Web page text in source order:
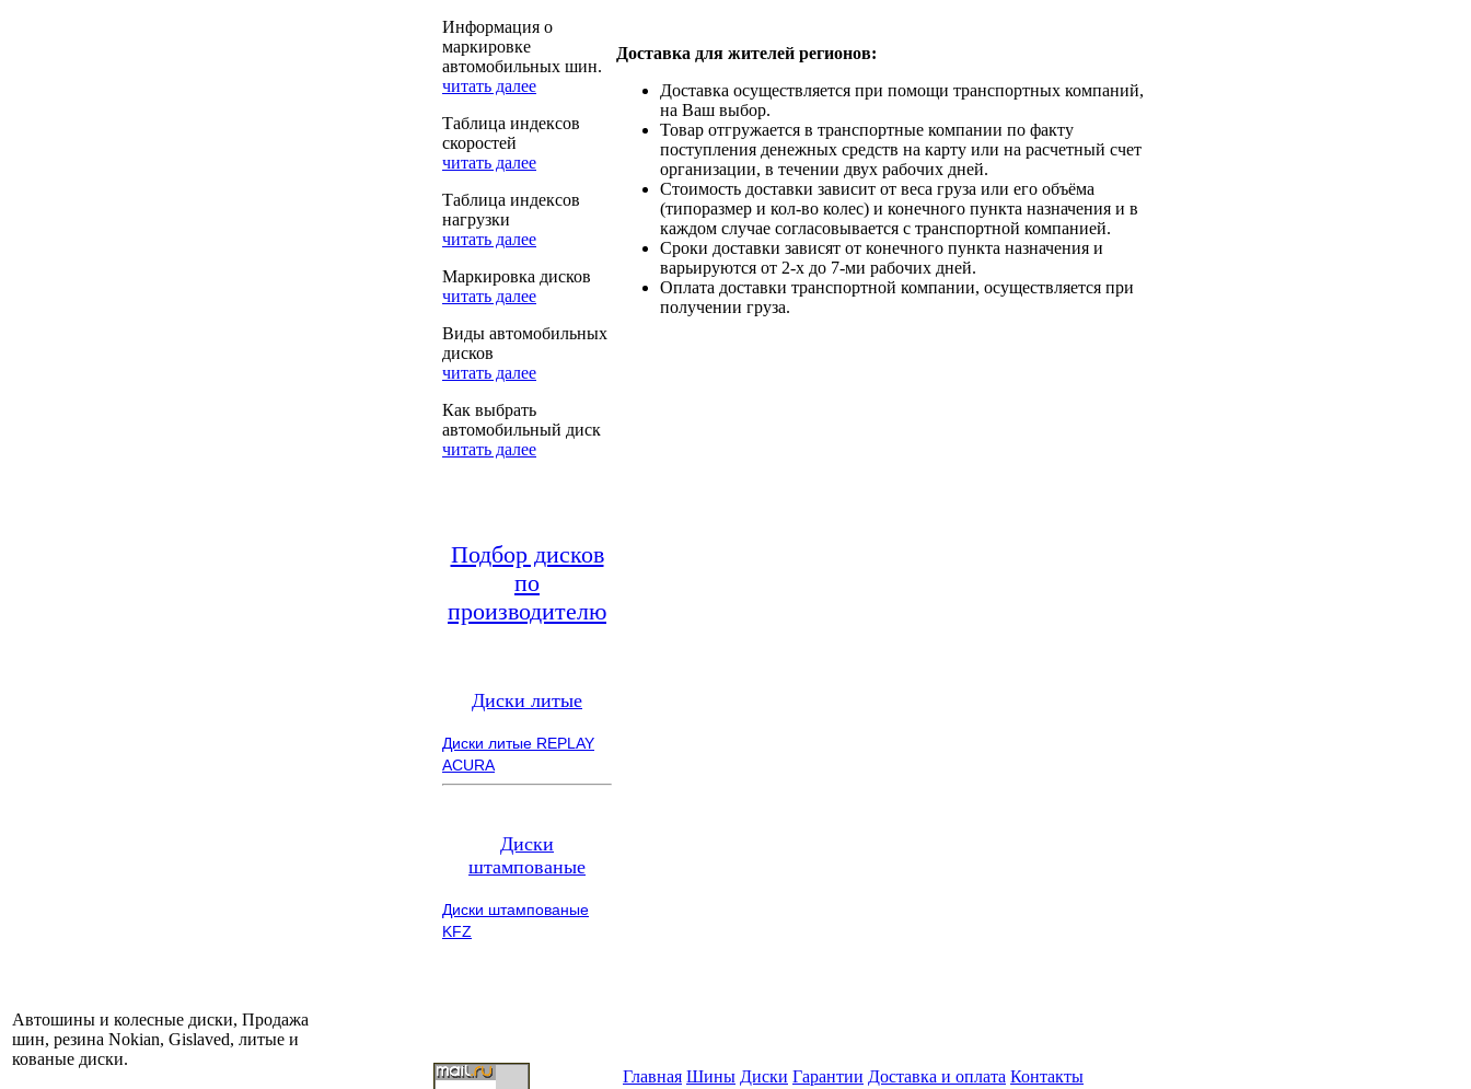
Информация о
маркировке
автомобильных шин.
читать далее
Таблица индексов
скоростей
читать далее
Таблица индексов
нагрузки
читать далее
Маркировка дисков
читать далее
Виды автомобильных
дисков
читать далее
Как выбрать
автомобильный диск
читать далее
Подбор дисков
по
производителю
Диски литые
Диски литые REPLAY
ACURA
Диски
штампованые
Диски штампованые
KFZ
Доставка для жителей регионов:
Доставка осуществляется при помощи транспортных компаний,
на Ваш выбор.
Товар отгружается в транспортные компании по факту
поступления денежных средств на карту или на расчетный счет
организации, в течении двух рабочих дней.
Стоимость доставки зависит от веса груза или его объёма
(типоразмер и кол-во колес) и конечного пункта назначения и в
каждом случае согласовывается с транспортной компанией.
Сроки доставки зависят от конечного пункта назначения и
варьируются от 2-х до 7-ми рабочих дней.
Оплата доставки транспортной компании, осуществляется при
получении груза.
Автошины и колесные диски, Продажа
шин, резина Nokian, Gislaved, литые и
кованые диски.
Главная Шины Диски Гарантии Доставка и оплата Контакты